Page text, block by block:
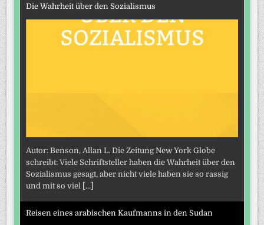
Die Wahrheit über den Sozialismus
Autor: Benson, Allan L. Die Zeitung New York Globe
schreibt: Viele Schriftsteller haben die Wahrheit über den
Sozialismus gesagt, aber nicht viele haben sie so rassig
und mit so viel
[...]
Reisen eines arabischen Kaufmanns in den Sudan